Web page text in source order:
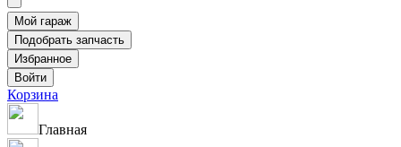
Корзина
Главная